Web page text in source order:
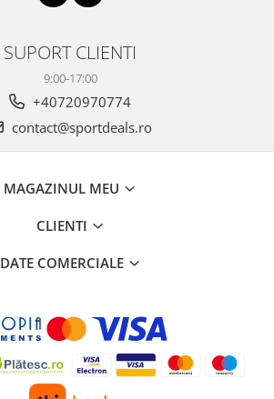
SUPORT CLIENTI
9:00-17:00
+40720970774
contact@sportdeals.ro
MAGAZINUL MEU
CLIENTI
DATE COMERCIALE